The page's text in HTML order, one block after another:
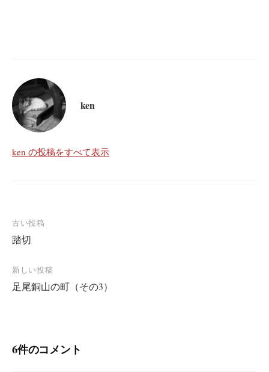
ken
ken の投稿をすべて表示
投
稿
ナ
ビ
ゲ
ョ
古い投稿
踏切
新しい投稿
足尾銅山の町（その3）
6件のコメント